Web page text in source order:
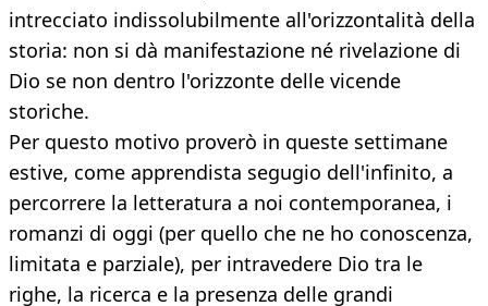
intrecciato indissolubilmente all'orizzontalità della
storia: non si dà manifestazione né rivelazione di
Dio se non dentro l'orizzonte delle vicende
storiche.
Per questo motivo proverò in queste settimane
estive, come apprendista segugio dell'infinito, a
percorrere la letteratura a noi contemporanea, i
romanzi di oggi (per quello che ne ho conoscenza,
limitata e parziale), per intravedere Dio tra le
righe, la ricerca e la presenza delle grandi